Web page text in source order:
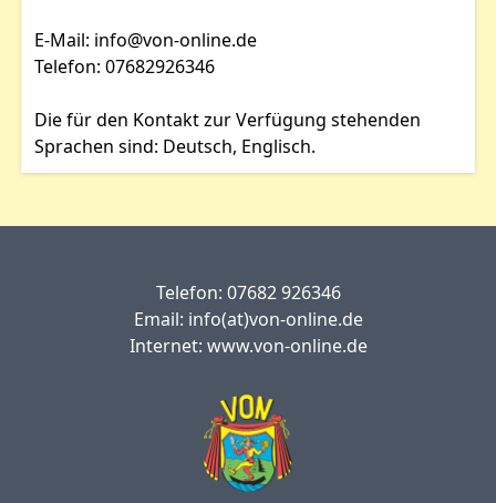
E-Mail: info@von-online.de
Telefon: 07682926346
Die für den Kontakt zur Verfügung stehenden
Sprachen sind: Deutsch, Englisch.
Telefon: 07682 926346
Email: info(at)von-online.de
Internet: www.von-online.de